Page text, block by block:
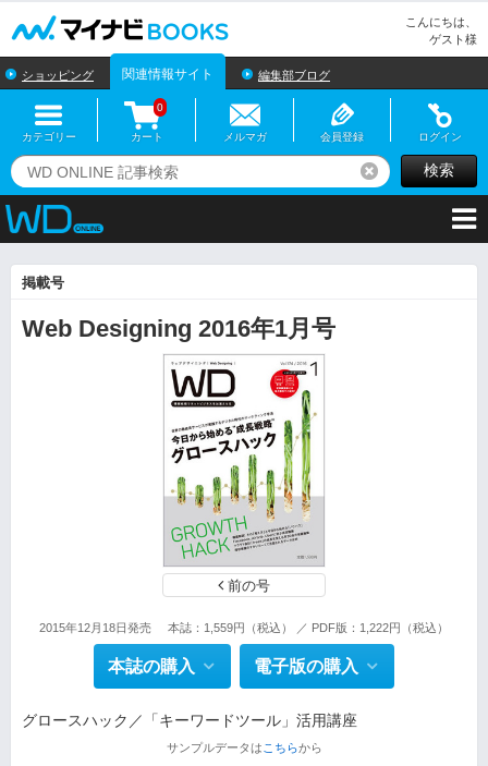
こんにちは、
ゲスト様
ショッピング 関連情報サイト 編集部ブログ
カテゴリー カート
0
メルマガ 会員登録 ログイン
リセット検索
掲載号
Web Designing 2016年1月号
前の号
2015年12月18日発売 本誌：1,559円（税込） ／ PDF版：1,222円（税込）
本誌の購入 電子版の購入
グロースハック／「キーワードツール」活用講座
サンプルデータは こちらから